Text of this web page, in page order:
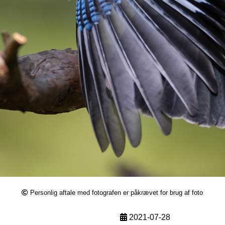
Personlig aftale med fotografen er påkrævet for brug af foto
2021-07-28